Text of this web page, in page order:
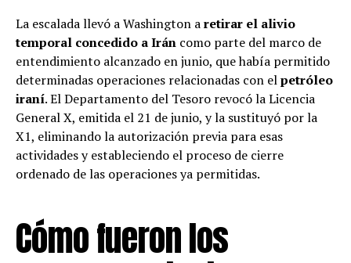
La escalada llevó a Washington aretirar el alivio
temporal concedido a Irán como parte del marco de
entendimiento alcanzado en junio, que había permitido
determinadas operaciones relacionadas con elpetróleo
iraní. El Departamento del Tesoro revocó la Licencia
General X, emitida el 21 de junio, y la sustituyó por la
X1, eliminando la autorización previa para esas
actividades y estableciendo el proceso de cierre
ordenado de las operaciones ya permitidas.
Cómo fueron los